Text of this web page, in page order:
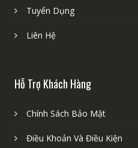
Tuyển Dụng
Liên Hệ
Hỗ Trợ Khách Hàng
Chính Sách Bảo Mật
Điều Khoản Và Điều Kiện